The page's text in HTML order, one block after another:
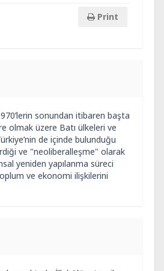
Print
sonundan itibaren başta
olmak üzere Batı ülkeleri ve
de içinde bulunduğu
ve "neoliberalleşme" olarak
yeniden yapılanma süreci
ve ekonomi ilişkilerini